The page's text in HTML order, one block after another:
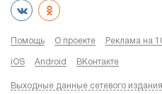
Помощь О проекте Реклама на
iOS Android ВКонтакте
Выходные данные сетевого